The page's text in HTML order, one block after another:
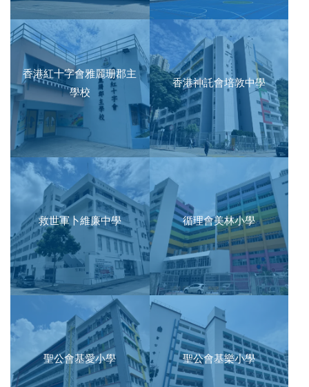
香港紅十字會雅麗珊郡主
學校
香港神託會培敦中學
救世軍卜維廉中學 循理會美林小學
聖公會基愛小學 聖公會基樂小學